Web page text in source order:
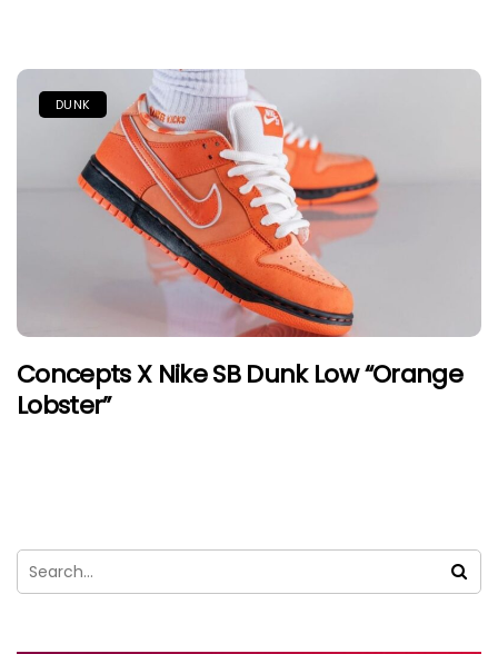
DUNK
Concepts X Nike SB Dunk Low “Orange
Lobster”